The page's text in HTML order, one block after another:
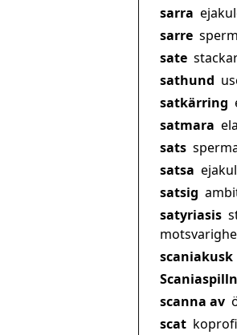
sarra
sarre
sate
sathund
satkärring
satmara
sats
satsa
satsig
satyriasis
scaniakusk
scanna av
scat